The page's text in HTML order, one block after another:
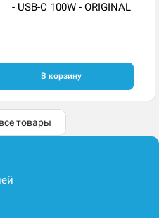
- USB-C 100W - ORIGINAL
В корзину
товары